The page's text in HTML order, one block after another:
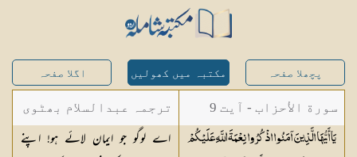
پچھلا صفحہ مکتبہ میں کھولیں اگلا صفحہ
سورة الأحزاب - آیت 9
يَا أَيُّهَا الَّذِينَ آمَنُوا اذْكُرُوا نِعْمَةَ اللَّهِ عَلَيْكُمْ
ترجمہ عبدالسلام بھٹوی
- عبدالسلام بن محمد
اے لوگو جو ایمان لائے ہو! اپنے